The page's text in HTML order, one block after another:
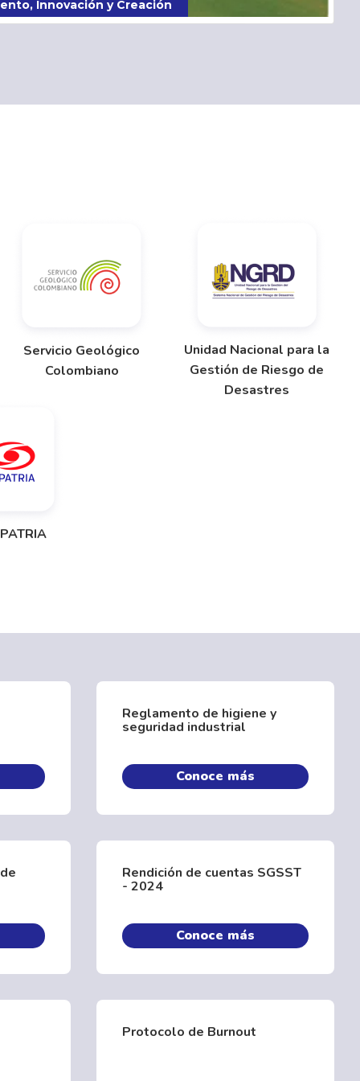
José Celestino Mutis
Servicio Geológico
Colombiano
Unidad Nacional para la
Gestión de Riesgo de
Desastres
Reglamento de higiene y
seguridad industrial
Conoce más
Rendición de cuentas SGSST
- 2024
Conoce más
Protocolo de Burnout